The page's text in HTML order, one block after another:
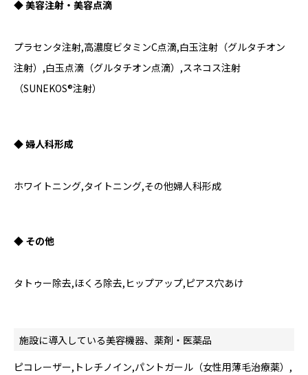
◆ 美容注射・美容点滴
プラセンタ注射,高濃度ビタミンC点滴,白玉注射（グルタチオン
注射）,白玉点滴（グルタチオン点滴）,スネコス注射
（SUNEKOS®注射）
◆ 婦人科形成
ホワイトニング,タイトニング,その他婦人科形成
◆ その他
タトゥー除去,ほくろ除去,ヒップアップ,ピアス穴あけ
施設に導入している美容機器、薬剤・医薬品
ピコレーザー,トレチノイン,パントガール（女性用薄毛治療薬）,